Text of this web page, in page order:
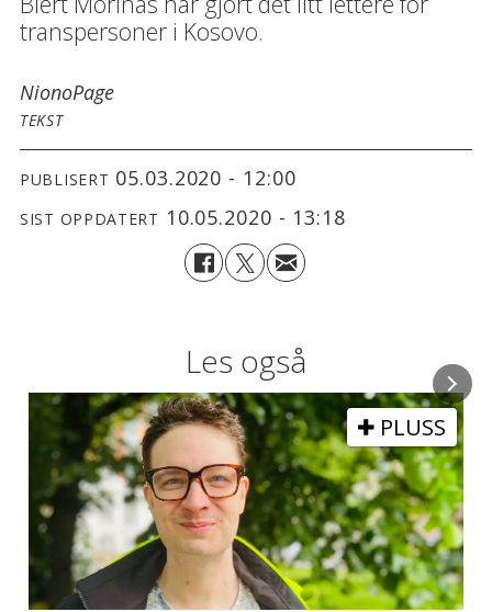
transpersoner i Kosovo.
NionoPage
TEKST
PUBLISERT 05.03.2020 - 12:00
SIST OPPDATERT 10.05.2020 - 13:18
Les også